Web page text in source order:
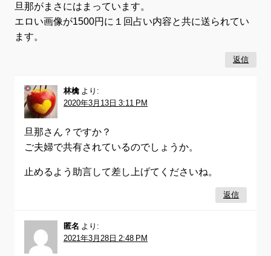
旦那がまさにはまっています。
エロい画像が1500円に１回占い内容と共に送られてい
ます。
返信
林檎 より:
2020年3月13日 3:11 PM
旦那さん？ですか？
ご夫婦で共有されているのでしょうか。
止めるよう助言して差し上げてくださいね。
返信
匿名 より:
2021年3月28日 2:48 PM